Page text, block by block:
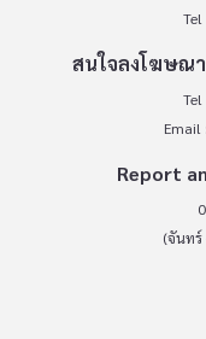
สนใจลงโฆษณา
Email :
Report
(จันทร์